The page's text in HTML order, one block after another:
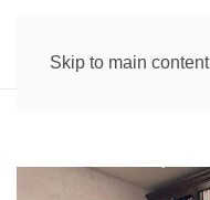
Skip to main content